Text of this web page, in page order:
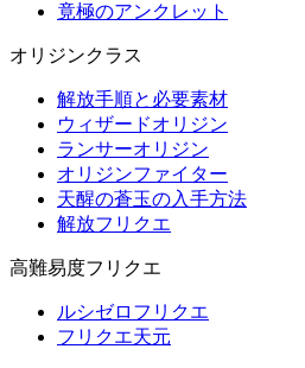
竟極のアンクレット
オリジンクラス
解放手順と必要素材
ウィザードオリジン
ランサーオリジン
オリジンファイター
天醒の蒼玉の入手方法
解放フリクエ
高難易度フリクエ
ルシゼロフリクエ
フリクエ天元